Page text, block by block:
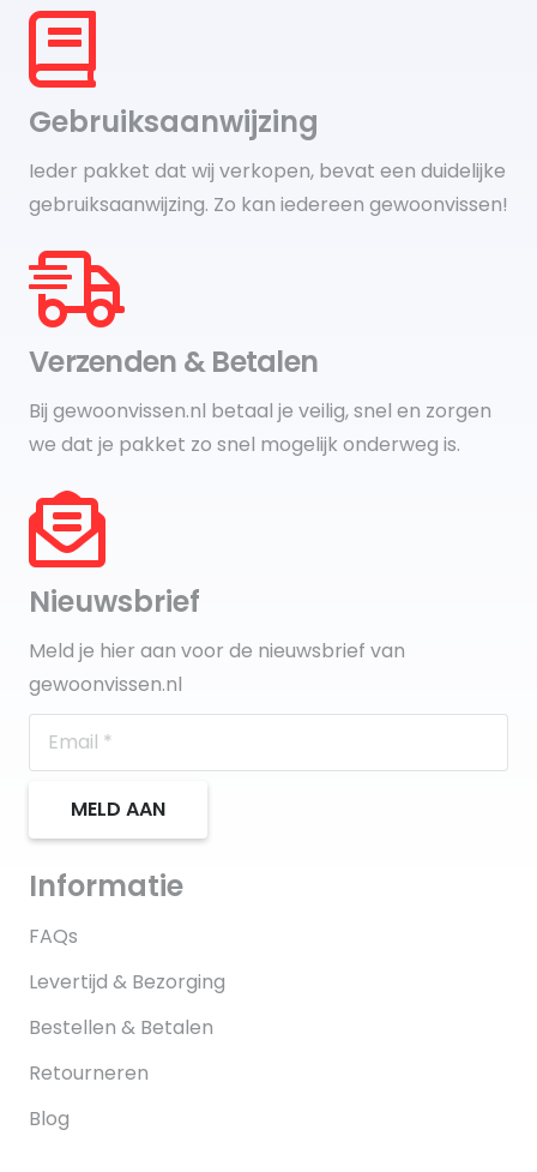
Gebruiksaanwijzing
Ieder pakket dat wij verkopen, bevat een duidelijke
gebruiksaanwijzing. Zo kan iedereen gewoonvissen!
Verzenden & Betalen
Bij gewoonvissen.nl betaal je veilig, snel en zorgen
we dat je pakket zo snel mogelijk onderweg is.
Nieuwsbrief
Meld je hier aan voor de nieuwsbrief van
gewoonvissen.nl
MELD AAN
Informatie
FAQs
Levertijd & Bezorging
Bestellen & Betalen
Retourneren
Blog